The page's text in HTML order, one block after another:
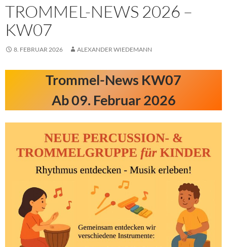
TROMMEL-NEWS 2026 –
KW07
8. FEBRUAR 2026 ALEXANDER WIEDEMANN
Trommel-News KW07
Ab 09. Februar 2026